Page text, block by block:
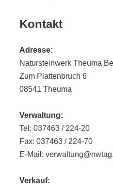
Kontakt
Adresse:
Natursteinwerk Theuma
Zum Plattenbruch 6
08541 Theuma
Verwaltung:
Tel: 037463 / 224-20
Fax: 037463 / 224-70
E-Mail:
Verkauf: